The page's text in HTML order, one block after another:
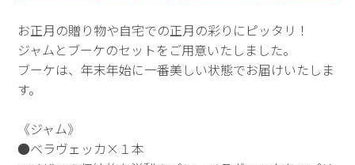
お正月の贈り物や自宅での正月の彩りにピッタリ！
ジャムとブーケのセットをご用意いたしました。
ブーケは、年末年始に一番美しい状態でお届けいたしま
す。
《ジャム》
●ベラヴェッカ×１本